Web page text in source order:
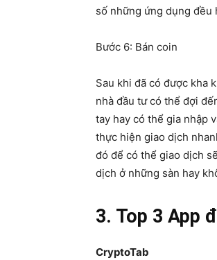
số những ứng dụng
Bước 6: Bán coin
Sau khi đã có được kha
nhà đầu tư có thể đợi
tay hay có thể gia nhập
thực hiện giao dịch
đó để có thể giao dịch
dịch ở những sàn hay
3. Top 3 App
CryptoTab